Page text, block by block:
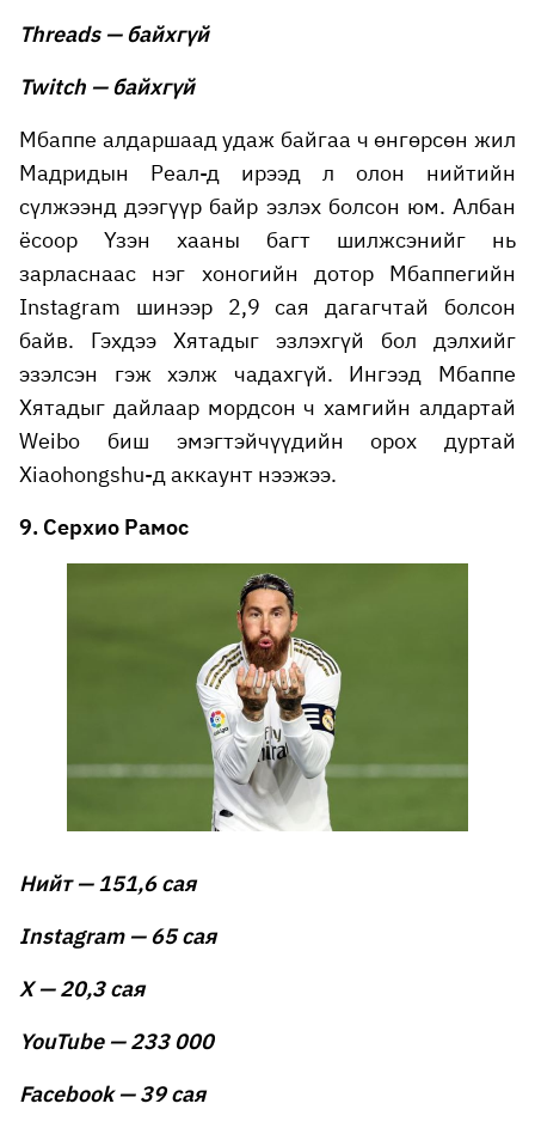
Threads — байхгүй
Twitch — байхгүй
Мбаппе алдаршаад удаж байгаа ч өнгөрсөн жил
Мадридын Реал-д ирээд л олон нийтийн
сүлжээнд дээгүүр байр эзлэх болсон юм. Албан
ёсоор Үзэн хааны багт шилжсэнийг нь
зарласнаас нэг хоногийн дотор Мбаппегийн
Instagram шинээр 2,9 сая дагагчтай болсон
байв. Гэхдээ Хятадыг эзлэхгүй бол дэлхийг
эзэлсэн гэж хэлж чадахгүй. Ингээд Мбаппе
Хятадыг дайлаар мордсон ч хамгийн алдартай
Weibo биш эмэгтэйчүүдийн орох дуртай
Xiaohongshu-д аккаунт нээжээ.
9. Серхио Рамос
Нийт — 151,6 сая
Instagram — 65 сая
X — 20,3 сая
YouTube — 233 000
Facebook — 39 сая